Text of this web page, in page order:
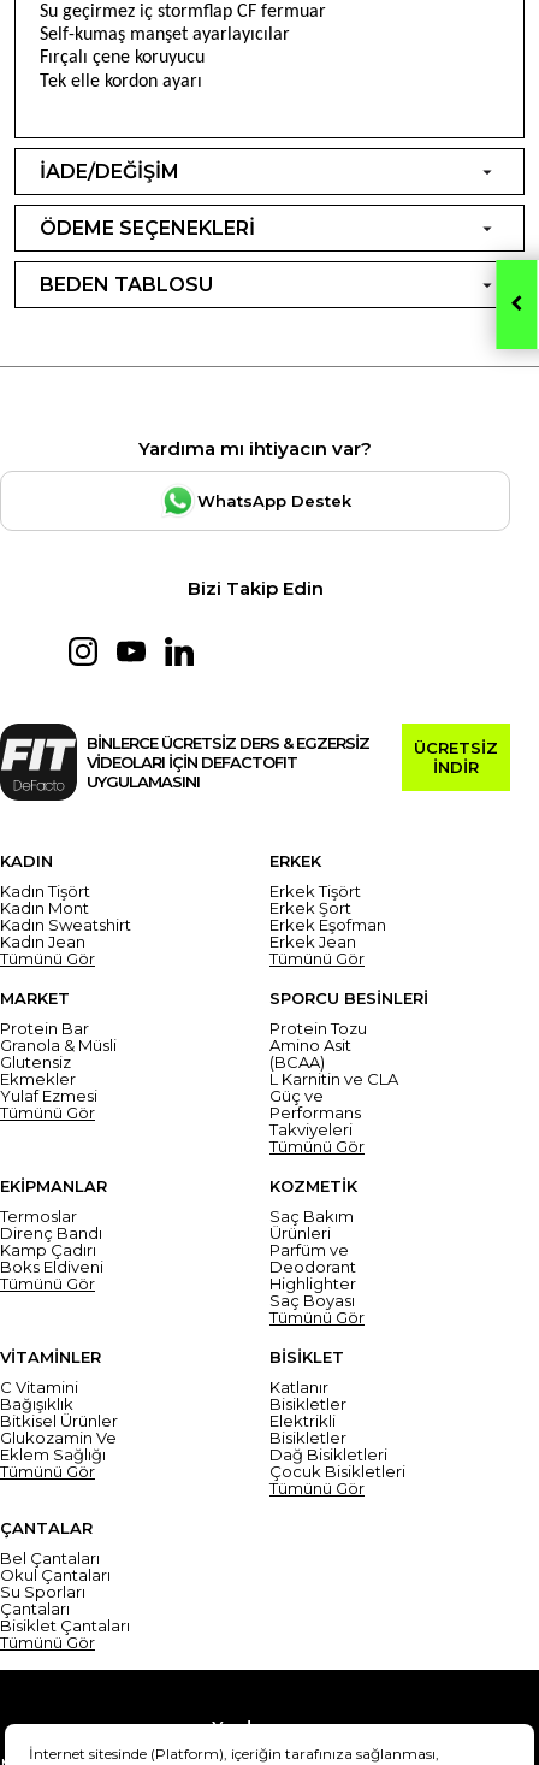
Su geçirmez iç stormflap CF fermuar
Self-kumaş manşet ayarlayıcılar
Fırçalı çene koruyucu
Tek elle kordon ayarı
İADE/DEĞİŞİM
ÖDEME SEÇENEKLERİ
BEDEN TABLOSU
Yardıma mı ihtiyacın var?
WhatsApp Destek
Bizi Takip Edin
BİNLERCE ÜCRETSİZ DERS & EGZERSİZ
VİDEOLARI İÇİN DEFACTOFIT
UYGULAMASINI
ÜCRETSİZ
İNDİR
KADIN
Kadın Tişört
Kadın Mont
Kadın Sweatshirt
Kadın Jean
Tümünü Gör
ERKEK
Erkek Tişört
Erkek Şort
Erkek Eşofman
Erkek Jean
Tümünü Gör
MARKET
Protein Bar
Granola & Müsli
Glutensiz
Ekmekler
Yulaf Ezmesi
Tümünü Gör
SPORCU BESİNLERİ
Protein Tozu
Amino Asit
(BCAA)
L Karnitin ve CLA
Güç ve
Performans
Takviyeleri
Tümünü Gör
EKİPMANLAR
Termoslar
Direnç Bandı
Kamp Çadırı
Boks Eldiveni
Tümünü Gör
KOZMETİK
Saç Bakım
Ürünleri
Parfüm ve
Deodorant
Highlighter
Saç Boyası
Tümünü Gör
VİTAMİNLER
C Vitamini
Bağışıklık
Bitkisel Ürünler
Glukozamin Ve
Eklem Sağlığı
Tümünü Gör
BİSİKLET
Katlanır
Bisikletler
Elektrikli
Bisikletler
Dağ Bisikletleri
Çocuk Bisikletleri
Tümünü Gör
ÇANTALAR
Bel Çantaları
Okul Çantaları
Su Sporları
Çantaları
Bisiklet Çantaları
Tümünü Gör
Yardım